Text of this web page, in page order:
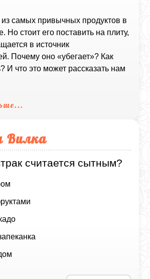
из самых привычных продуктов в
Но стоит его поставить на плиту,
в источник
Почему оно «убегает»? Как
И что это может рассказать нам
Вилка
считается сытным?